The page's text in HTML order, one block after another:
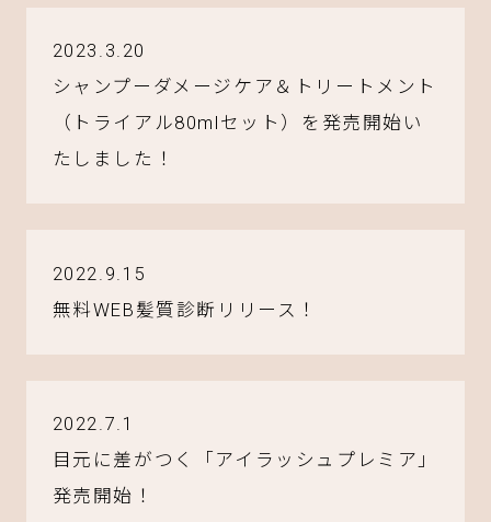
2023.3.20
シャンプーダメージケア＆トリートメント
（トライアル80mlセット）を発売開始い
たしました！
2022.9.15
無料WEB髪質診断リリース！
2022.7.1
目元に差がつく「アイラッシュプレミア」
発売開始！